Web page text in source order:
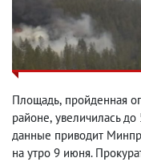
Площадь, пройденная
районе, увеличилась до
данные приводит
на утро 9 июня.